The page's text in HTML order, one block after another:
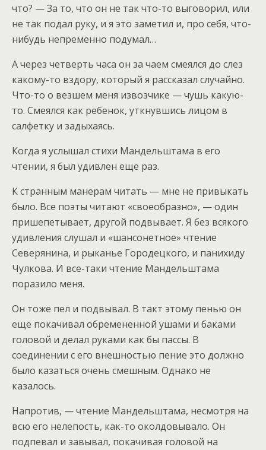
что? — За то, что он не так что-то выговорил, или
не так подал руку, и я это заметил и, про себя, что-
нибудь непременно подумал…
А через четверть часа он за чаем смеялся до слез
какому-то вздору, который я рассказал случайно.
Что-то о везшем меня извозчике — чушь какую-
то. Смеялся как ребенок, уткнувшись лицом в
салфетку и задыхаясь.
Когда я услышал стихи Мандельштама в его
чтении, я был удивлен еще раз.
К странным манерам читать — мне не привыкать
было. Все поэты читают «своеобразно», — один
пришепетывает, другой подвывает. Я без всякого
удивления слушал и «шансонетное» чтение
Северянина, и рыканье Городецкого, и панихиду
Чулкова. И все-таки чтение Мандельштама
поразило меня.
Он тоже пел и подвывал. В такт этому пенью он
еще покачивал обремененной ушами и баками
головой и делал руками как бы пассы. В
соединении с его внешностью пение это должно
было казаться очень смешным. Однако не
казалось.
Напротив, — чтение Мандельштама, несмотря на
всю его нелепость, как-то околдовывало. Он
подпевал и завывал, покачивая головой на